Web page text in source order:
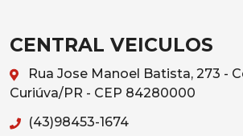
CENTRAL VEICULOS
Rua Jose Manoel Batista, 273 -
Curiúva/PR - CEP 84280000
(43)98453-1674